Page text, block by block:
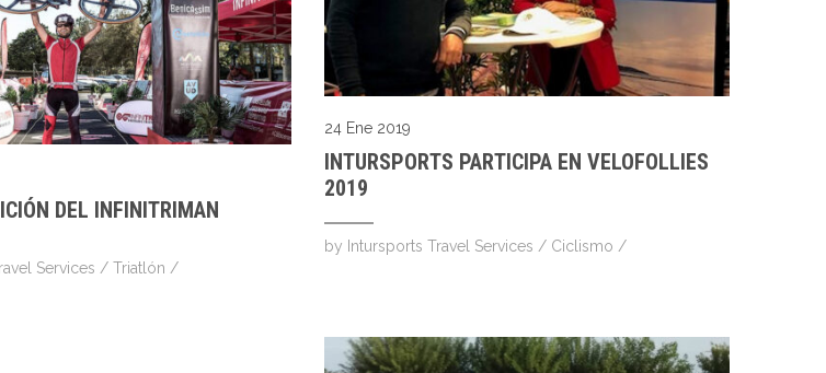
24 Ene 2019
INTURSPORTS PARTICIPA EN VELOFOLLIES
2019
by Intursports Travel Services / Ciclismo /
DEL INFINITRIMAN
Services / Triatlón /